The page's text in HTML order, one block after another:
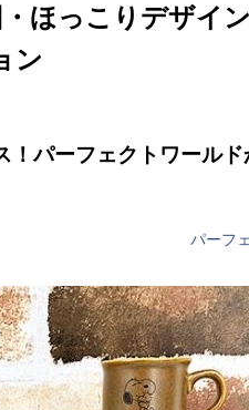
ほっこりデザイ
ン
！パーフェクトワール
パーフ